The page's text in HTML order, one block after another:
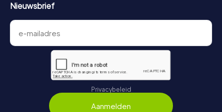
Nieuwsbrief
Privacybeleid
Aanmelden